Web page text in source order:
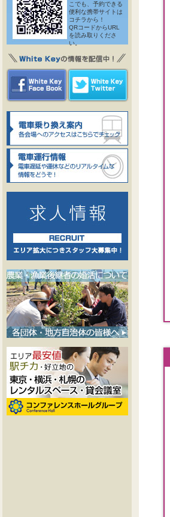
こでも、予約できる
便利な携帯サイトは
コチラから！
QRコードからURL
を読み取りくださ
い。